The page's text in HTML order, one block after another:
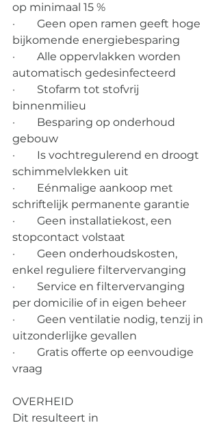
op minimaal 15 %
·        Geen open ramen geeft hoge
bijkomende energiebesparing
·        Alle oppervlakken worden
automatisch gedesinfecteerd
·        Stofarm tot stofvrij
binnenmilieu
·        Besparing op onderhoud
gebouw
·        Is vochtregulerend en droogt
schimmelvlekken uit
·        Eénmalige aankoop met
schriftelijk permanente garantie
·        Geen installatiekost, een
stopcontact volstaat
·        Geen onderhoudskosten,
enkel reguliere filtervervanging
·        Service en filtervervanging
per domicilie of in eigen beheer
·        Geen ventilatie nodig, tenzij in
uitzonderlijke gevallen
·        Gratis offerte op eenvoudige
vraag
OVERHEID
Dit resulteert in